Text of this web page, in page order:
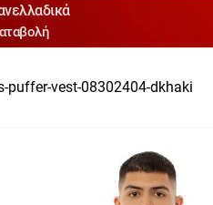
puffer-vest-08302404-dkhaki